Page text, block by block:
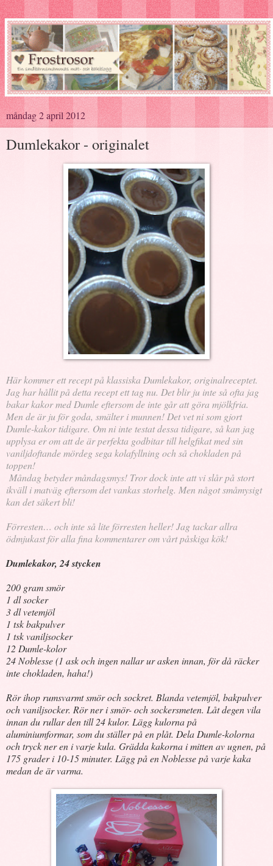
måndag 2 april 2012
Dumlekakor - originalet
Här kommer ett recept på klassiska Dumlekakor, originalreceptet.
Jag har hållit på detta recept ett tag nu. Det blir ju inte så ofta jag
bakar kakor med Dumle eftersom de inte går att göra mjölkfria.
Men de är ju för goda, smälter i munnen! Det vet ni som gjort
Dumle-kakor tidigare. Om ni inte testat dessa tidigare, så kan jag
upplysa er om att de är perfekta godbitar till helgfikat med sin
vaniljdoftande mördeg sega kolafyllning och så chokladen på
toppen!
Måndag betyder måndagsmys! Tror dock inte att vi slår på stort
ikväll i matväg eftersom det vankas storhelg. Men något småmysigt
kan det säkert bli!
Förresten… och inte så lite förresten heller! Jag tackar allra
ödmjukast för alla fina kommentarer om vårt påskiga kök!
Dumlekakor, 24 stycken
200 gram smör
1 dl socker
3 dl vetemjöl
1 tsk bakpulver
1 tsk vaniljsocker
12 Dumle-kolor
24 Noblesse (1 ask och ingen nallar ur asken innan, för då räcker
inte chokladen, haha!)
Rör ihop rumsvarmt smör och sockret. Blanda vetemjöl, bakpulver
och vaniljsocker. Rör ner i smör- och sockersmeten. Låt degen vila
innan du rullar den till 24 kulor. Lägg kulorna på
aluminiumformar, som du ställer på en plåt. Dela Dumle-kolorna
och tryck ner en i varje kula. Grädda kakorna i mitten av ugnen, på
175 grader i 10-15 minuter. Lägg på en Noblesse på varje kaka
medan de är varma.